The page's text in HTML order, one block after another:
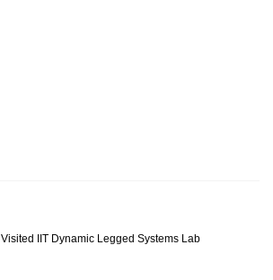
Visited IIT Dynamic Legged Systems Lab